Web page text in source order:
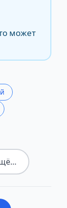
может